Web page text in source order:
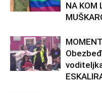
NA KOM